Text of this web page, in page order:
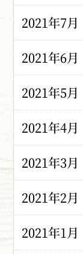
2021年7月
2021年6月
2021年5月
2021年4月
2021年3月
2021年2月
2021年1月